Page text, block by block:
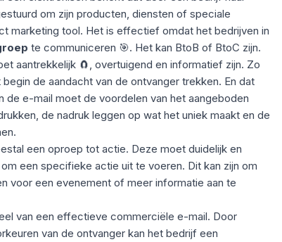
om zijn producten, diensten of speciale
marketing tool. Het is effectief omdat het bedrijven in
te communiceren 🎯. Het kan BtoB of BtoC zijn.
aantrekkelijk 🧲, overtuigend en informatief zijn. Zo
de aandacht van de ontvanger trekken. En dat
de e-mail moet de voordelen van het aangeboden
de nadruk leggen op wat het uniek maakt en de
een oproep tot actie. Deze moet duidelijk en
een specifieke actie uit te voeren. Dit kan zijn om
voor een evenement of meer informatie aan te
van een effectieve commerciële e-mail. Door
van de ontvanger kan het bedrijf een